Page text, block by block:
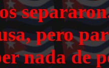
pero
nada de